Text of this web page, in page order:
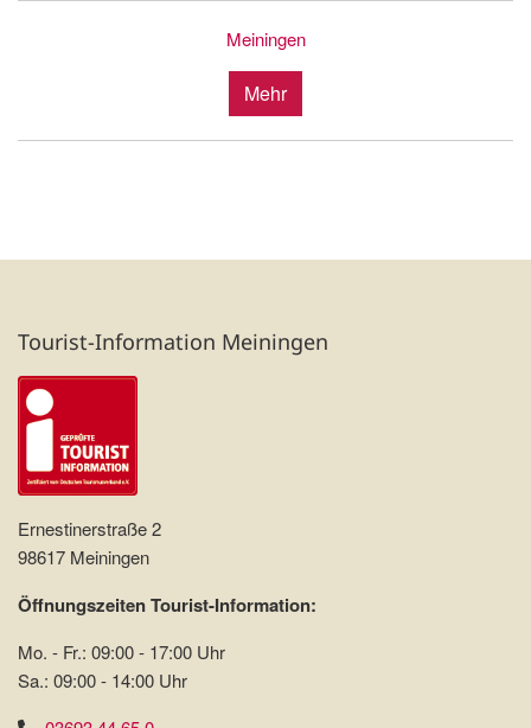
Meiningen
Mehr
Tourist-Information Meiningen
Ernestinerstraße 2
98617 Meiningen
Öffnungszeiten Tourist-Information:
Mo. - Fr.: 09:00 - 17:00 Uhr
Sa.: 09:00 - 14:00 Uhr